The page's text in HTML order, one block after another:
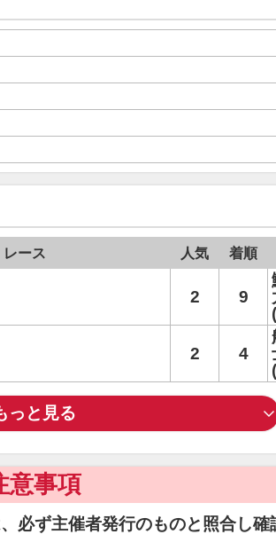
レース 人気 着順
2 9
2 4
っと見る
意事項
必ず主催者発行のものと照合し確